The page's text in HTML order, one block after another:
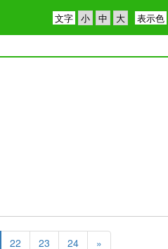
表示色
文字
22 23 24 »